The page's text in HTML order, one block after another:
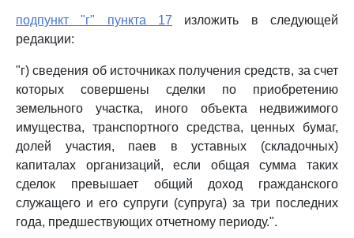
подпункт "г" пункта 17 изложить в следующей
редакции:
"г) сведения об источниках получения средств, за счет
которых совершены сделки по приобретению
земельного участка, иного объекта недвижимого
имущества, транспортного средства, ценных бумаг,
долей участия, паев в уставных (складочных)
капиталах организаций, если общая сумма таких
сделок превышает общий доход гражданского
служащего и его супруги (супруга) за три последних
года, предшествующих отчетному периоду.".